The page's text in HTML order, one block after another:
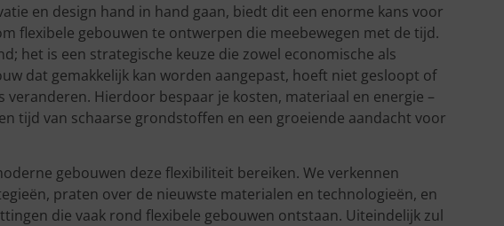
en design hand in hand gaan, biedt dit een enorme kans voor
flexibele gebouwen te ontwerpen die meebewegen met de tijd.
het is een strategische keuze die zowel economische als
dat gemakkelijk kan worden aangepast, hoeft niet gesloopt of
Hierdoor bespaar je kosten, materiaal en energie –
tijd van schaarse grondstoffen en een groeiende aandacht voor
gebouwen deze flexibiliteit bereiken. We verkennen
praten over de nieuwste materialen en technologieën, en
die vaak rond flexibele gebouwen ontstaan. Uiteindelijk zul